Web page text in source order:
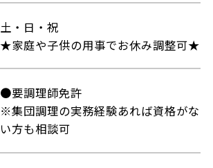
土・日・祝
★家庭や子供の用事でお休み調整可★
●要調理師免許
※集団調理の実務経験あれば資格がな
い方も相談可